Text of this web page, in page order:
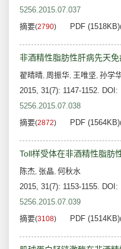
5256.2015.07.037
摘要(2790) PDF (1518KB)
非酒精性脂肪性肝病先天
翟晴晴, 周振华, 王唯坚, 孙学
2015, 31(7): 1147-1152. DOI:
5256.2015.07.038
摘要(2872) PDF (1564KB)
Toll样受体在非酒精性脂肪
陈杰, 张晶, 何秋水
2015, 31(7): 1153-1155. DOI:
5256.2015.07.039
摘要(3108) PDF (1514KB)